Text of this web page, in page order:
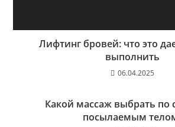
Лифтинг бровей: что это
выполнить
06.04.2025
Какой массаж выбрать по
посылаемым